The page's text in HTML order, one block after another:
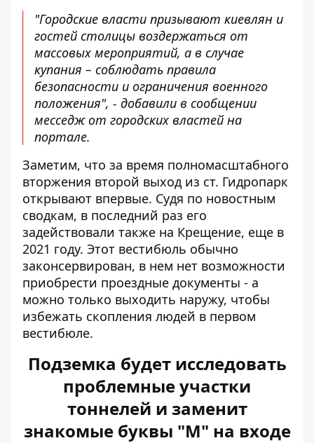
"Городские власти призывают киевлян и
гостей столицы воздержаться от
массовых мероприятий, а в случае
купания – соблюдать правила
безопасности и ограничения военного
положения", - добавили в сообщении
месседж от городских властей на
портале.
Заметим, что за время полномасштабного
вторжения второй выход из ст. Гидропарк
открывают впервые. Судя по новостным
сводкам, в последний раз его
задействовали также на Крещение, еще в
2021 году. Этот вестибюль обычно
законсервирован, в нем нет возможности
приобрести проездные документы - а
можно только выходить наружу, чтобы
избежать скопления людей в первом
вестибюле.
Подземка будет исследовать
проблемные участки
тоннелей и заменит
знакомые буквы "М" на входе